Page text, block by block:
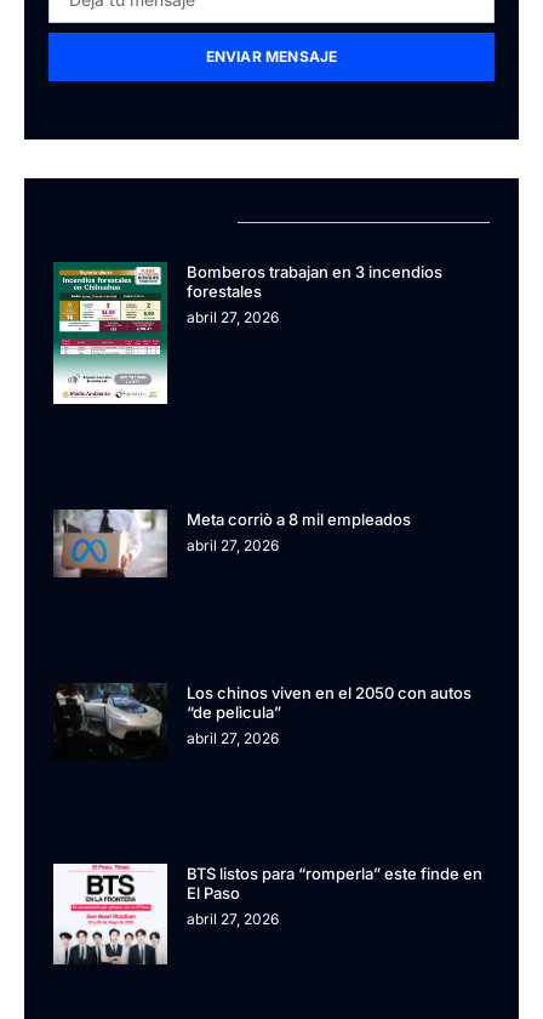
ENVIAR MENSAJE
Bomberos trabajan en 3 incendios
forestales
abril 27, 2026
Meta corriò a 8 mil empleados
abril 27, 2026
Los chinos viven en el 2050 con autos
“de pelìcula”
abril 27, 2026
BTS listos para “romperla” este finde en
El Paso
abril 27, 2026